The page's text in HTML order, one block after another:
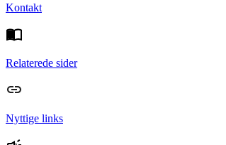
Kontakt
Relaterede sider
Nyttige links